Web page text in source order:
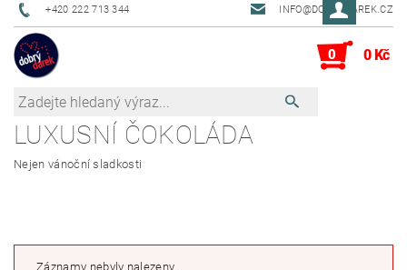
+420 222 713 344 INFO@DOBRYDAREK.CZ
0 0 Kč
LUXUSNÍ ČOKOLÁDA
Nejen vánoční sladkosti
Záznamy nebyly nalezeny...